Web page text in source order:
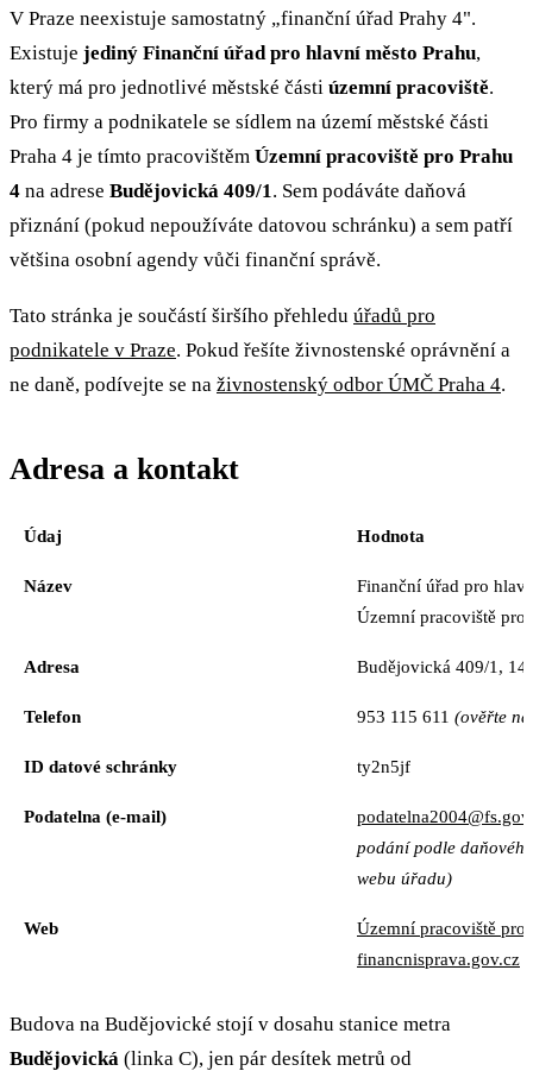
V Praze neexistuje samostatný „finanční úřad Prahy 4".
Existuje jediný Finanční úřad pro hlavní město Prahu,
který má pro jednotlivé městské části územní pracoviště.
Pro firmy a podnikatele se sídlem na území městské části
Praha 4 je tímto pracovištěm Územní pracoviště pro Prahu
4 na adrese Budějovická 409/1. Sem podáváte daňová
přiznání (pokud nepoužíváte datovou schránku) a sem patří
většina osobní agendy vůči finanční správě.
Tato stránka je součástí širšího přehledu úřadů pro
podnikatele v Praze. Pokud řešíte živnostenské oprávnění a
ne daně, podívejte se na živnostenský odbor ÚMČ Praha 4.
Adresa a kontakt
Údaj Hodnota
Název
Finanční úřad pro
Územní pracoviště pro
Adresa Budějovická 409/1,
Telefon 953 115 611 (ověřte
ID datové schránky ty2n5jf
Podatelna (e‑mail)
podání podle
webu úřadu)
Web
Územní pracoviště
financnisprava.gov.cz
Budova na Budějovické stojí v dosahu stanice metra
Budějovická (linka C), jen pár desítek metrů od